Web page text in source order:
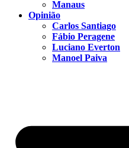
Manaus
Opinião
Carlos Santiago
Fábio Peragene
Luciano Everton
Manoel Paiva